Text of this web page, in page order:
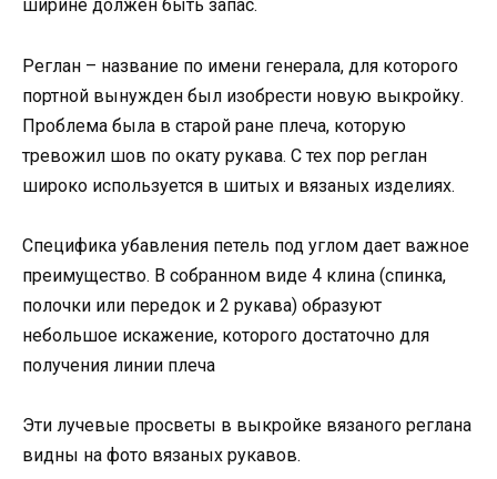
ширине должен быть запас.
Реглан – название по имени генерала, для которого
портной вынужден был изобрести новую выкройку.
Проблема была в старой ране плеча, которую
тревожил шов по окату рукава. С тех пор реглан
широко используется в шитых и вязаных изделиях.
Специфика убавления петель под углом дает важное
преимущество. В собранном виде 4 клина (спинка,
полочки или передок и 2 рукава) образуют
небольшое искажение, которого достаточно для
получения линии плеча
Эти лучевые просветы в выкройке вязаного реглана
видны на фото вязаных рукавов.